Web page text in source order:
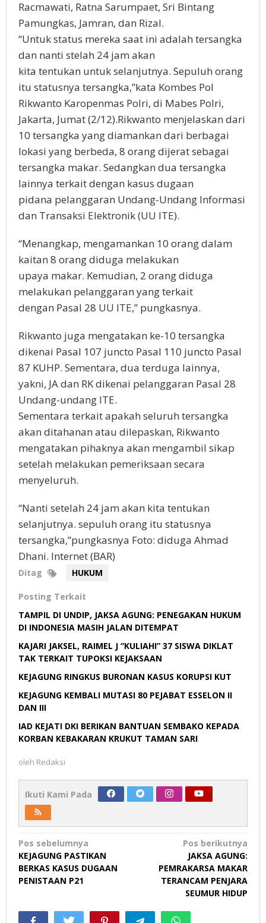
Racmawati, Ratna Sarumpaet, Sri Bintang
Pamungkas, Jamran, dan Rizal.
“Untuk status mereka saat ini adalah tersangka
dan nanti stelah 24 jam akan
kita tentukan untuk selanjutnya. Sepuluh orang
itu statusnya tersangka,”kata Kombes Pol
Rikwanto Karopenmas Polri, di Mabes Polri,
Jakarta, Jumat (2/12).Rikwanto menjelaskan dari
10 tersangka yang diamankan dari berbagai
lokasi yang berbeda, 8 orang dijerat sebagai
tersangka makar. Sedangkan dua tersangka
lainnya terkait dengan kasus dugaan
pidana pelanggaran Undang-Undang Informasi
dan Transaksi Elektronik (UU ITE).
“Menangkap, mengamankan 10 orang dalam
kaitan 8 orang diduga melakukan
upaya makar. Kemudian, 2 orang diduga
melakukan pelanggaran yang terkait
dengan Pasal 28 UU ITE,” pungkasnya.
Rikwanto juga mengatakan ke-10 tersangka
dikenai Pasal 107 juncto Pasal 110 juncto Pasal
87 KUHP. Sementara, dua terduga lainnya,
yakni, JA dan RK dikenai pelanggaran Pasal 28
Undang-undang ITE.
Sementara terkait apakah seluruh tersangka
akan ditahanan atau dilepaskan, Rikwanto
mengatakan pihaknya akan mengambil sikap
setelah melakukan pemeriksaan secara
menyeluruh.
“Nanti setelah 24 jam akan kita tentukan
selanjutnya. sepuluh orang itu statusnya
tersangka,”pungkasnya Foto: diduga Ahmad
Dhani. Internet (BAR)
Ditag HUKUM
Posting Terkait
TAMPIL DI UNDIP, JAKSA AGUNG: PENEGAKAN HUKUM
DI INDONESIA MASIH JALAN DITEMPAT
KAJARI JAKSEL, RAIMEL J “KULIAHI” 37 SISWA DIKLAT
TAK TERKAIT TUPOKSI KEJAKSAAN
KEJAGUNG RINGKUS BURONAN KASUS KORUPSI KUT
KEJAGUNG KEMBALI MUTASI 80 PEJABAT ESSELON II
DAN III
IAD KEJATI DKI BERIKAN BANTUAN SEMBAKO KEPADA
KORBAN KEBAKARAN KRUKUT TAMAN SARI
oleh Redaksi
Ikuti Kami Pada
Navigasi
pos
Pos sebelumnya
KEJAGUNG PASTIKAN
BERKAS KASUS DUGAAN
PENISTAAN P21
Pos berikutnya
JAKSA AGUNG:
PEMRAKARSA MAKAR
TERANCAM PENJARA
SEUMUR HIDUP